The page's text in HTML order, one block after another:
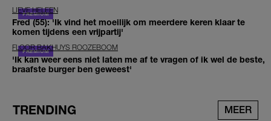
LIEVE HELEEN
Fred (55): 'Ik vind het moeilijk om meerdere keren klaar te
komen tijdens een vrijpartij'
FLOOR BAKHUYS ROOZEBOOM
'Ik kan weer eens niet laten me af te vragen of ik wel de beste,
braafste burger ben geweest'
TRENDING MEER